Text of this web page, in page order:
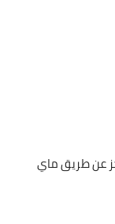
عن طريق ماي